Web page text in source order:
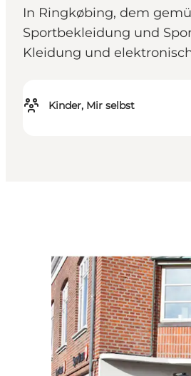
In Ringkøbing, dem
Sportbekleidung und
Kleidung und
Kinder, Mir selbst